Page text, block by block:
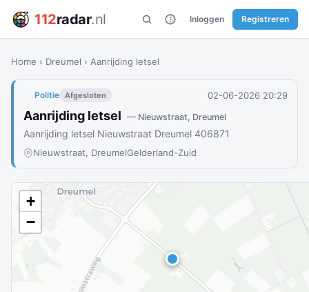
112radar.nl Inloggen Registreren
Home › Dreumel › Aanrijding letsel
Politie Afgesloten 02-06-2026 20:29
Aanrijding letsel — Nieuwstraat, Dreumel
Aanrijding letsel Nieuwstraat Dreumel 406871
Nieuwstraat, DreumelGelderland-Zuid
+
−